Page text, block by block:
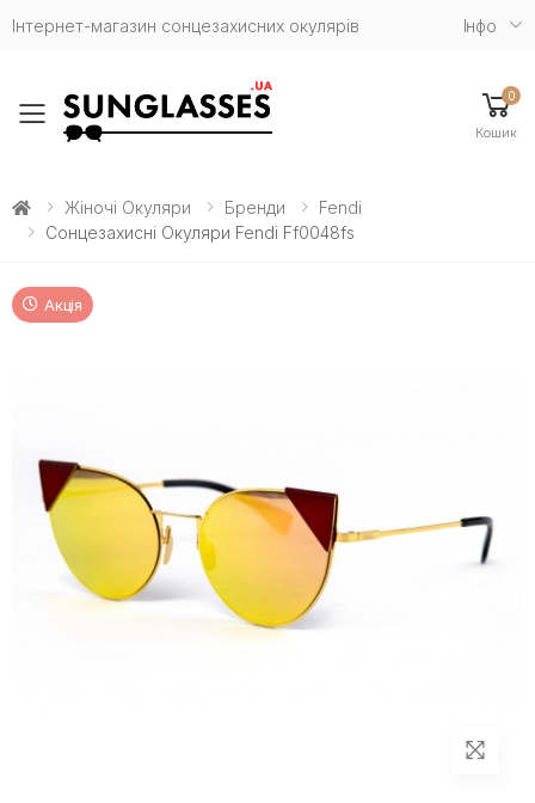
Інтернет-магазин сонцезахисних окулярів Iнфо
Toggle mobile menu
0
Кошик
Жіночі Окуляри Бренди
Fendi
Сонцезахисні Окуляри Fendi Ff0048fs
Акція